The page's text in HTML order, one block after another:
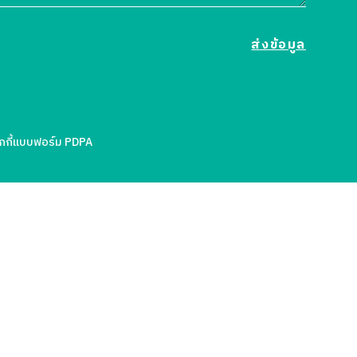
งคุณ
กี้แบบฟอร์ม PDPA